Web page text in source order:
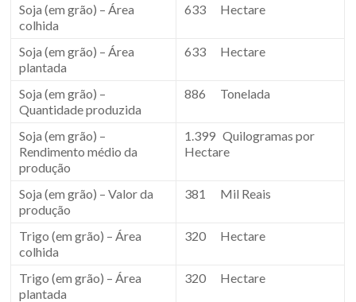
Soja (em grão) – Área
colhida
633 Hectare
Soja (em grão) – Área
plantada
633 Hectare
Soja (em grão) –
Quantidade produzida
886 Tonelada
Soja (em grão) –
Rendimento médio da
produção
1.399 Quilogramas por
Hectare
Soja (em grão) – Valor da
produção
381 Mil Reais
Trigo (em grão) – Área
colhida
320 Hectare
Trigo (em grão) – Área
plantada
320 Hectare